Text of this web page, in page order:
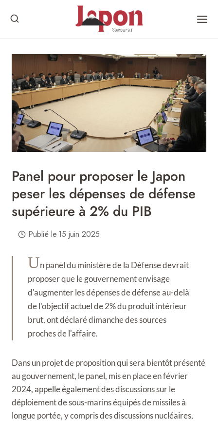
Panel pour proposer le Japon
peser les dépenses de défense
supérieure à 2% du PIB
Publié le 15 juin 2025
Un panel du ministère de la Défense devrait
proposer que le gouvernement envisage
d'augmenter les dépenses de défense au-delà
de l'objectif actuel de 2% du produit intérieur
brut, ont déclaré dimanche des sources
proches de l'affaire.
Dans un projet de proposition qui sera bientôt présenté
au gouvernement, le panel, mis en place en février
2024, appelle également des discussions sur le
déploiement de sous-marins équipés de missiles à
longue portée, y compris des discussions nucléaires,